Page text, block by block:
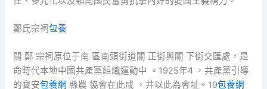
鄭氏宗祠包養
關 鄭 宗祠原位于南 區南頭街道關 正街與關 下街交匯處，是
命時代本地中國共產黨組織運動中 。1925年4 ，共產黨引導
的寶安包養網 縣農 協會在此成 ，并以此為會址。19包養網